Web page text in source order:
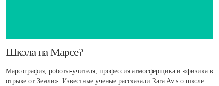
​Школа на Марсе?
Марсография, роботы-учителя, профессия атмосферщика и «физика в
отрыве от Земли». Известные ученые рассказали Rara Avis о школе